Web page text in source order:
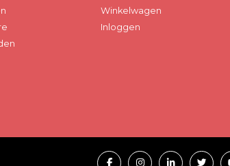
Winkelwagen
Inloggen